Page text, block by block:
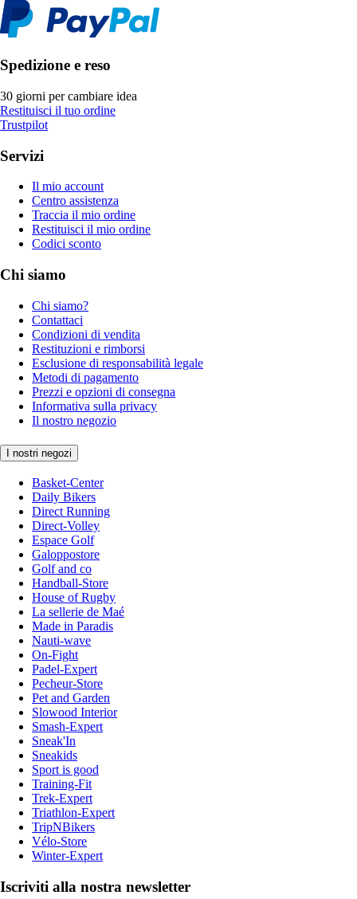
Spedizione e reso
30 giorni per cambiare idea
Restituisci il tuo ordine
Trustpilot
Servizi
Il mio account
Centro assistenza
Traccia il mio ordine
Restituisci il mio ordine
Codici sconto
Chi siamo
Chi siamo?
Contattaci
Condizioni di vendita
Restituzioni e rimborsi
Esclusione di responsabilità legale
Metodi di pagamento
Prezzi e opzioni di consegna
Informativa sulla privacy
Il nostro negozio
I nostri negozi
Basket-Center
Daily Bikers
Direct Running
Direct-Volley
Espace Golf
Galoppostore
Golf and co
Handball-Store
House of Rugby
La sellerie de Maé
Made in Paradis
Nauti-wave
On-Fight
Padel-Expert
Pecheur-Store
Pet and Garden
Slowood Interior
Smash-Expert
Sneak'In
Sneakids
Sport is good
Training-Fit
Trek-Expert
Triathlon-Expert
TripNBikers
Vélo-Store
Winter-Expert
Iscriviti alla nostra newsletter